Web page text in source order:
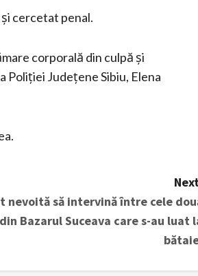
cercetat penal.
corporală din culpă și
Poliției Județene Sibiu, Elena
nevoită să intervină între cele
Bazarul Suceava care s-au luat